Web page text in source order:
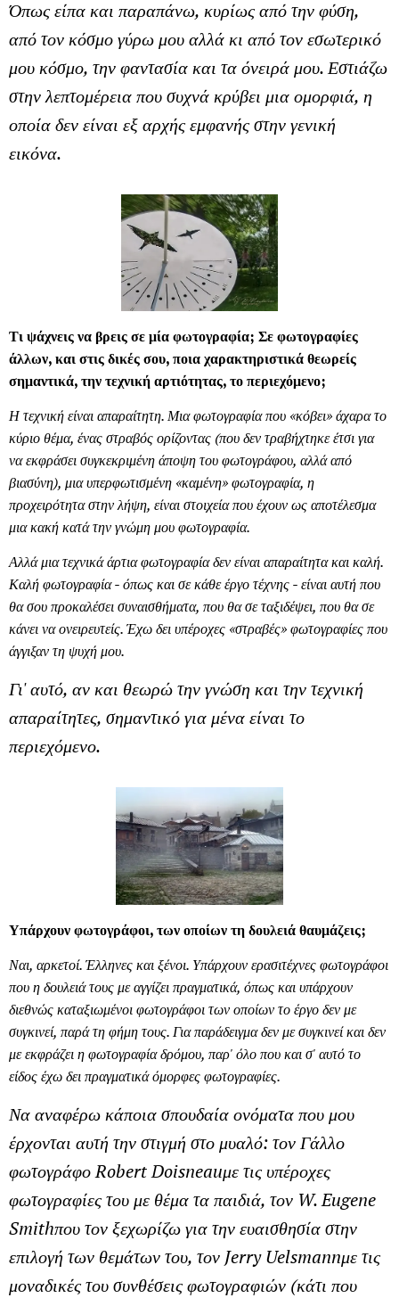
Όπως είπα και παραπάνω, κυρίως από την φύση,
από τον κόσμο γύρω μου αλλά κι από τον εσωτερικό
μου κόσμο, την φαντασία και τα όνειρά μου. Εστιάζω
στην λεπτομέρεια που συχνά κρύβει μια ομορφιά, η
οποία δεν είναι εξ αρχής εμφανής στην γενική
εικόνα.
Τι ψάχνεις να βρεις σε μία φωτογραφία; Σε φωτογραφίες
άλλων, και στις δικές σου, ποια χαρακτηριστικά θεωρείς
σημαντικά, την τεχνική αρτιότητας, το περιεχόμενο;
Η τεχνική είναι απαραίτητη. Μια φωτογραφία που «κόβει» άχαρα το
κύριο θέμα, ένας στραβός ορίζοντας (που δεν τραβήχτηκε έτσι για
να εκφράσει συγκεκριμένη άποψη του φωτογράφου, αλλά από
βιασύνη), μια υπερφωτισμένη «καμένη» φωτογραφία, η
προχειρότητα στην λήψη, είναι στοιχεία που έχουν ως αποτέλεσμα
μια κακή κατά την γνώμη μου φωτογραφία.
Αλλά μια τεχνικά άρτια φωτογραφία δεν είναι απαραίτητα και καλή.
Καλή φωτογραφία - όπως και σε κάθε έργο τέχνης - είναι αυτή που
θα σου προκαλέσει συναισθήματα, που θα σε ταξιδέψει, που θα σε
κάνει να ονειρευτείς. Έχω δει υπέροχες «στραβές» φωτογραφίες που
άγγιξαν τη ψυχή μου.
Γι' αυτό, αν και θεωρώ την γνώση και την τεχνική
απαραίτητες, σημαντικό για μένα είναι το
περιεχόμενο.
Υπάρχουν φωτογράφοι, των οποίων τη δουλειά θαυμάζεις;
Ναι, αρκετοί. Έλληνες και ξένοι. Υπάρχουν ερασιτέχνες φωτογράφοι
που η δουλειά τους με αγγίζει πραγματικά, όπως και υπάρχουν
διεθνώς καταξιωμένοι φωτογράφοι των οποίων το έργο δεν με
συγκινεί, παρά τη φήμη τους. Για παράδειγμα δεν με συγκινεί και δεν
με εκφράζει η φωτογραφία δρόμου, παρ' όλο που και σ' αυτό το
είδος έχω δει πραγματικά όμορφες φωτογραφίες.
Να αναφέρω κάποια σπουδαία ονόματα που μου
έρχονται αυτή την στιγμή στο μυαλό: τονΓάλλο
φωτογράφο Robert Doisneauμε τις υπέροχες
φωτογραφίες του με θέμα τα παιδιά, τον W. Eugene
Smithπου τον ξεχωρίζω για την ευαισθησία στην
επιλογή των θεμάτων του, τον Jerry Uelsmannμε τις
μοναδικές του συνθέσεις φωτογραφιών (κάτι που